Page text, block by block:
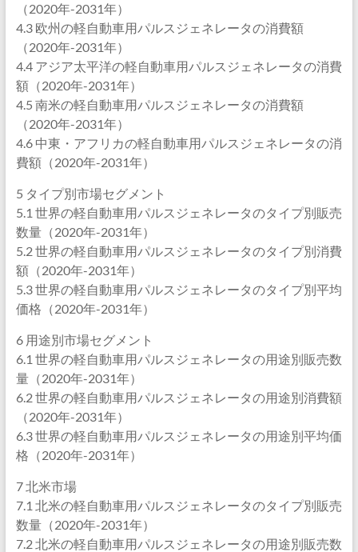
（2020年-2031年）
4.3 欧州の軽自動車用パルスジェネレータの消費額
（2020年-2031年）
4.4 アジア太平洋の軽自動車用パルスジェネレータの消費
額（2020年-2031年）
4.5 南米の軽自動車用パルスジェネレータの消費額
（2020年-2031年）
4.6 中東・アフリカの軽自動車用パルスジェネレータの消
費額（2020年-2031年）
5 タイプ別市場セグメント
5.1 世界の軽自動車用パルスジェネレータのタイプ別販売
数量（2020年-2031年）
5.2 世界の軽自動車用パルスジェネレータのタイプ別消費
額（2020年-2031年）
5.3 世界の軽自動車用パルスジェネレータのタイプ別平均
価格（2020年-2031年）
6 用途別市場セグメント
6.1 世界の軽自動車用パルスジェネレータの用途別販売数
量（2020年-2031年）
6.2 世界の軽自動車用パルスジェネレータの用途別消費額
（2020年-2031年）
6.3 世界の軽自動車用パルスジェネレータの用途別平均価
格（2020年-2031年）
7 北米市場
7.1 北米の軽自動車用パルスジェネレータのタイプ別販売
数量（2020年-2031年）
7.2 北米の軽自動車用パルスジェネレータの用途別販売数